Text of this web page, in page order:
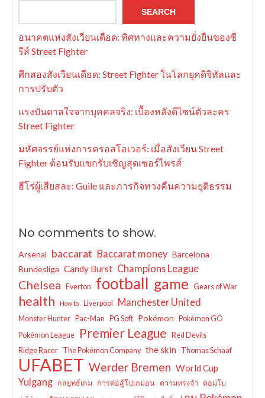
SEARCH
อนาคตแห่งสังเวียนเดือด: ทิศทางและความยั่งยืนของซี
รีส์ Street Fighter
ศึกสองสังเวียนเดือด: Street Fighter ในโลกยุคดิจิทัลและ
การปรับตัว
แรงบันดาลใจจากบุคคลจริง: เบื้องหลังดีไซน์ตัวละคร
Street Fighter
มหัศจรรย์แห่งการครอสโอเวอร์: เมื่อสังเวียน Street
Fighter ต้อนรับแขกรับเชิญสุดเซอร์ไพรส์
ฮีโร่ผู้เสียสละ: Guile และภารกิจทวงคืนความยุติธรรม
No comments to show.
Arsenal baccarat Baccarat money Barcelona
Bundesliga Candy Burst Champions League
Chelsea Everton football game Gears of War
health How to Liverpool Manchester United
Monster Hunter Pac-Man PG Soft Pokémon
Pokémon GO
Pokémon League
Premier League
Red Devils
Ridge Racer The Pokémon Company the skin Thomas Schaaf
UFABET Werder Bremen World Cup
Yulgang กลยุทธ์เกม การต่อสู้โปเกมอน ความทรงจำ คอมโบ